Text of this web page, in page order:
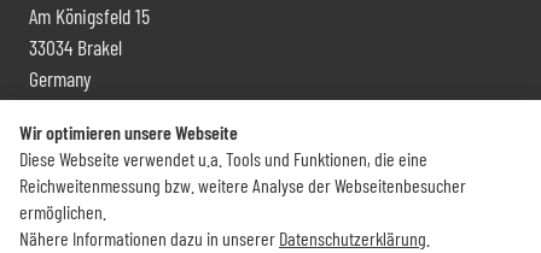
Am Königsfeld 15
33034 Brakel
Germany
Contact and distribution
+49 (0) 5272 6009 0
info@becker-brakel.de
Wir optimieren unsere Webseite
Diese Webseite verwendet u.a. Tools und Funktionen, die eine
Reichweitenmessung bzw. weitere Analyse der Webseitenbesucher
ermöglichen.
Nähere Informationen dazu in unserer Datenschutzerklärung